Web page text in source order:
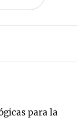
para la